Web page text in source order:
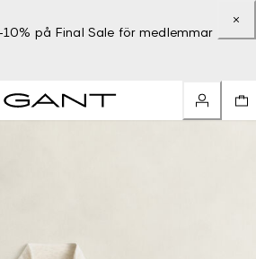
på Final Sale för medlemmar